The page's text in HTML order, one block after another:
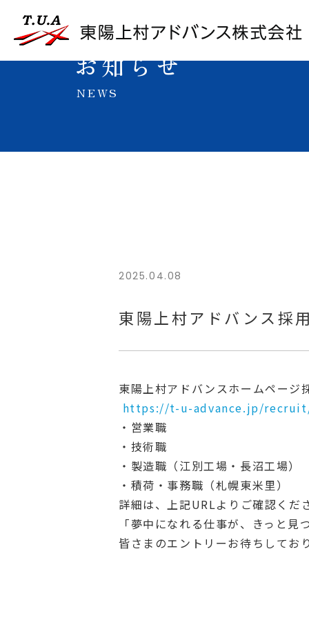
お知らせ
NEWS
2025.04.08
東陽上村アドバンス採
東陽上村アドバンスホームページ
https://t-u-advance.jp/
・営業職
・技術職
・製造職（江別工場・長沼工場）
・積荷・事務職（札幌東米里）
詳細は、上記URLよりご確認くだ
「夢中になれる仕事が、 きっと見
皆さまのエントリーお待ちしてお